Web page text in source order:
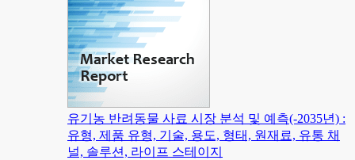
유기농 반려동물 사료 시장 분석 및 예측(-2035년) :
유형, 제품 유형, 기술, 용도, 형태, 원재료, 유통 채
널, 솔루션, 라이프 스테이지